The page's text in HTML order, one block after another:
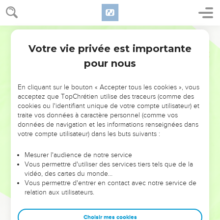
NE MANQUEZ PAS L’ÉVÉNEMENT
DE L’ANNÉE !
ET SI LEURS ERREURS POUVAIENT VOUS ÉVITER LES
VOTRES ?
leur foi ou leur vision. Mais on voit moins les doutes, les erreurs
et les saisons difficiles qu'ils ont traversés, alors même que ce
sont elles qui les ont façonnés.
Dans cette conférence, leaders, entrepreneurs, et responsables
clés pour avancer avec plus de sagesse afin que leurs erreurs
Votre vie privée est importante
pour nous
En cliquant sur le bouton « Accepter tous les cookies », vous
acceptez que TopChrétien utilise des traceurs (comme des
cookies ou l'identifiant unique de votre compte utilisateur) et
traite vos données à caractère personnel (comme vos
données de navigation et les informations renseignées dans
votre compte utilisateur) dans les buts suivants :
Mesurer l'audience de notre service
Vous permettre d'utiliser des services tiers tels que de la
vidéo, des cartes du monde…
Vous permettre d'entrer en contact avec notre service de
relation aux utilisateurs.
Choisir mes cookies